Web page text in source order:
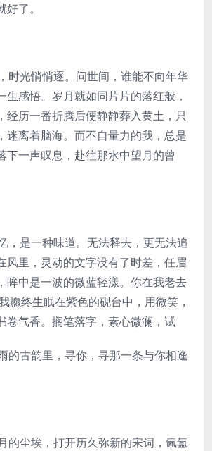
了。
时光悄悄逐。问世间，谁能不向年华
生感悟。岁月就如同片片的落红般，
经历一番折腾后便静静葬入黄土，只
迷离着脑海。而不自量力的我，总是
下一声叹息，赴往那水中望月的曾
，是一种味道。无法释去，更无法追
风里，灵动的文字没有了时差，任眉
眸中是一波的微蓝轻漾。你在我老去
愿终生眠在紫色的砚台中，用微笑，
卷气香。搁笔落字，素心微澜，试
的古韵里，寻你，寻那一条与你相逢
的尘埃，打开历久弥新的宋词，氤氲